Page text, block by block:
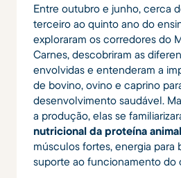
Entre outubro e junho, cerca
terceiro ao quinto ano do
exploraram os corredores do
Carnes, descobriram as
envolvidas e entenderam a
de bovino, ovino e caprino
desenvolvimento saudável.
a produção, elas se
nutricional da proteína animal
músculos fortes, energia para
suporte ao funcionamento do